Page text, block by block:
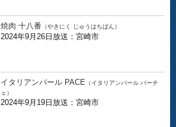
焼肉 十八番 （やきにく じゅうはちばん）
2024年9月26日放送：宮崎市
イタリアンバール PACE （イタリアンバール パーチ
ェ）
2024年9月19日放送：宮崎市